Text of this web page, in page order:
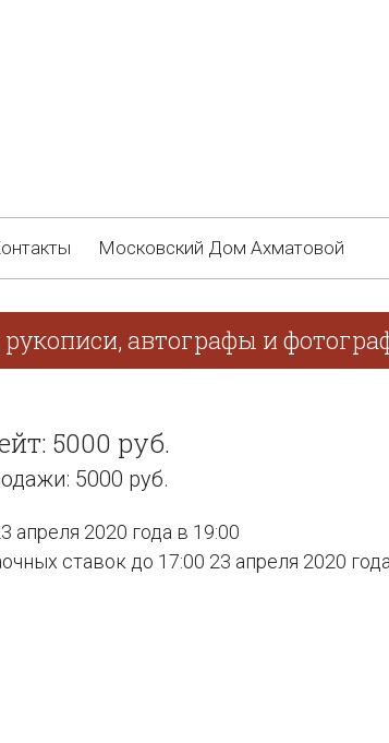
Московский Дом Ахматовой
автографы и
5000 руб.
5000 руб.
апреля 2020 года в 19:00
ставок до 17:00 23 апреля 2020 года